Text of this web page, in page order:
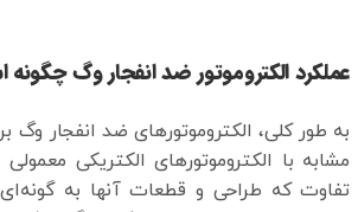
عملکرد الکتروموتور ضد انفجار وگ
به طور کلی، الکتروموتورهای ضد انفجار
مشابه با الکتروموتورهای الکتریکی
تفاوت که طراحی و قطعات آنها به